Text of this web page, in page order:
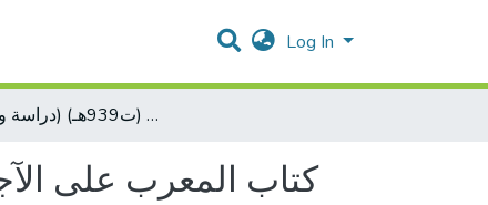
Log In
كتاب المعرب على الآجرومية لعلي بن محمد بن محمد بن محمد بن جبريل زين الدين المنوفيّ (ت939هـ) (دراسة وتحقيق)
كتاب المعرب على